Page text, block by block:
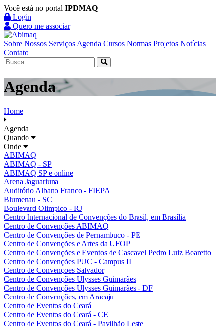
Você está no portal IPDMAQ
Login
Quero me associar
Sobre Nossos Serviços Agenda Cursos Normas Projetos Notícias
Contato
Agenda
Home
Agenda
Quando
Onde
ABIMAQ
ABIMAQ - SP
ABIMAQ SP e online
Arena Jaguariuna
Auditório Albano Franco - FIEPA
Blumenau - SC
Boulevard Olimpico - RJ
Centro Internacional de Convenções do Brasil, em Brasília
Centro de Convenções ABIMAQ
Centro de Convenções de Pernambuco - PE
Centro de Convenções e Artes da UFOP
Centro de Convenções e Eventos de Cascavel Pedro Luiz Boaretto
Centro de Convenções PUC - Campus II
Centro de Convenções Salvador
Centro de Convenções Ulysses Guimarães
Centro de Convenções Ulysses Guimarães - DF
Centro de Convenções, em Aracaju
Centro de Eventos do Ceará
Centro de Eventos do Ceará - CE
Centro de Eventos do Ceará - Pavilhão Leste